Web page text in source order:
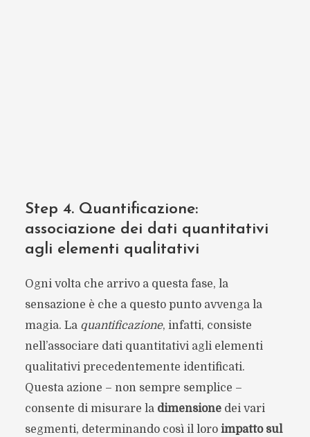
Step 4. Quantificazione:
associazione dei dati quantitativi
agli elementi qualitativi
Ogni volta che arrivo a questa fase, la
sensazione è che a questo punto avvenga la
magia. La quantificazione, infatti, consiste
nell’associare dati quantitativi agli elementi
qualitativi precedentemente identificati.
Questa azione – non sempre semplice –
consente di misurare la dimensionedei vari
segmenti, determinando così il loro impatto sul